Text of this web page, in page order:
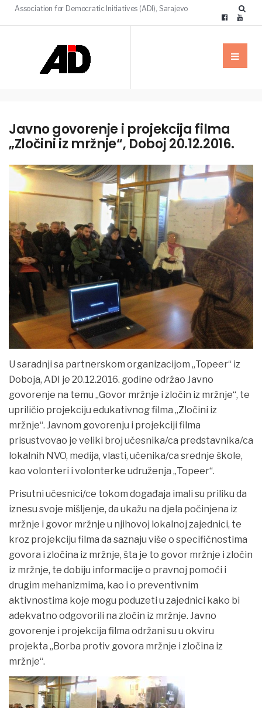
Association for Democratic Initiatives (ADI), Sarajevo
Javno govorenje i projekcija filma
„Zločini iz mržnje“, Doboj 20.12.2016.
VIJESTI
U saradnji sa partnerskom organizacijom „Topeer“ iz
Doboja, ADI je 20.12.2016. godine održao Javno
govorenje na temu „Govor mržnje i zločin iz mržnje“, te
upriličio projekciju edukativnog filma „Zločini iz
mržnje“. Javnom govorenju i projekciji filma
prisustvovao je veliki broj učesnika/ca predstavnika/ca
lokalnih NVO, medija, vlasti, učenika/ca srednje škole,
kao volonteri i volonterke udruženja „Topeer“.
Prisutni učesnici/ce tokom događaja imali su priliku da
iznesu svoje mišljenje, da ukažu na djela počinjena iz
mržnje i govor mržnje u njihovoj lokalnoj zajednici, te
kroz projekciju filma da saznaju više o specifičnostima
govora i zločina iz mržnje, šta je to govor mržnje i zločin
iz mržnje, te dobiju informacije o pravnoj pomoći i
drugim mehanizmima, kao i o preventivnim
aktivnostima koje mogu poduzeti u zajednici kako bi
adekvatno odgovorili na zločin iz mržnje. Javno
govorenje i projekcija filma održani su u okviru
projekta „Borba protiv govora mržnje i zločina iz
mržnje“.